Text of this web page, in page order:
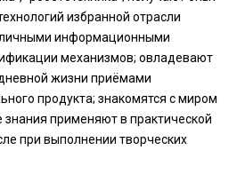
избранной отрасли
информационными
механизмов; овладевают
жизни приёмами
продукта; знакомятся с миром
применяют в практической
при выполнении творческих